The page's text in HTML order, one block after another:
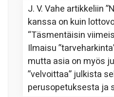
J. V. Vahe artikkeliin
kanssa on kuin
“Täsmentäisin
Ilmaisu
mutta asia on myös
”velvoittaa” julkista
perusopetuksesta ja